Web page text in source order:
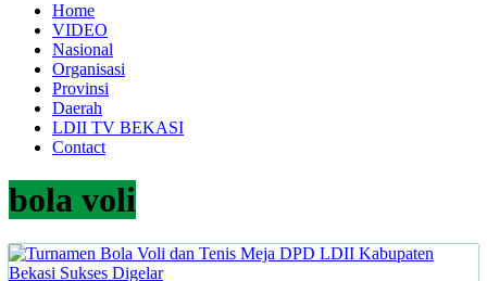
Home
VIDEO
Nasional
Organisasi
Provinsi
Daerah
LDII TV BEKASI
Contact
bola voli